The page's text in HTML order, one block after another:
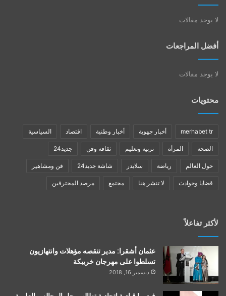
لا يوجد مقالات
أفضل المراجعات
لا يوجد مقالات
محتويات
merhabet tr أخبار جهوية أخبار وطنية اقتصاد السياسية
الصحة المرأة تربية وتعليم ثقافة وفن جديد24
حول العالم رياضة سلايدر شاشة جديد24 فن ومشاهير
قضايا وحوادث لا تنشر هنا مجتمع مرصد المحترفين
لأكثر تفاعلاً
عثمان أشقرا: مدير تنقصه مؤهلات وانتهازيون
تسلطوا على مهرجان خريبكة
ديسمبر 16, 2018